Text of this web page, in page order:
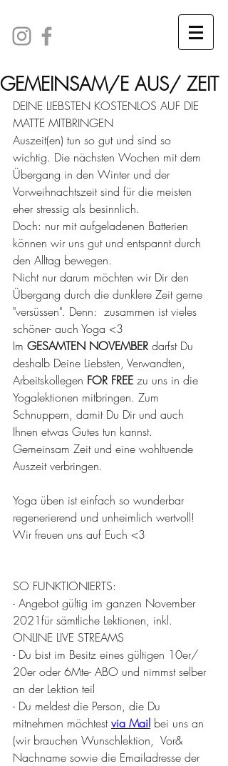
GEMEINSAM/E AUS/ ZEIT
DEINE LIEBSTEN KOSTENLOS AUF DIE
MATTE MITBRINGEN
Auszeit(en) tun so gut und sind so
wichtig. Die nächsten Wochen mit dem
Übergang in den Winter und der
Vorweihnachtszeit sind für die meisten
eher stressig als besinnlich.
Doch: nur mit aufgeladenen Batterien
können wir uns gut und entspannt durch
den Alltag bewegen.
Nicht nur darum möchten wir Dir den
Übergang durch die dunklere Zeit gerne
"versüssen". Denn:  zusammen ist vieles
schöner- auch Yoga <3
Im GESAMTEN NOVEMBER darfst Du
deshalb Deine Liebsten, Verwandten,
Arbeitskollegen FOR FREE zu uns in die
Yogalektionen mitbringen. Zum
Schnuppern, damit Du Dir und auch
Ihnen etwas Gutes tun kannst.
Gemeinsam Zeit und eine wohltuende
Auszeit verbringen.
Yoga üben ist einfach so wunderbar
regenerierend und unheimlich wertvoll!
Wir freuen uns auf Euch <3
SO FUNKTIONIERTS:
- Angebot gültig im ganzen November
2021für sämtliche Lektionen, inkl.
ONLINE LIVE STREAMS
- Du bist im Besitz eines gültigen 10er/
20er oder 6Mte- ABO und nimmst selber
an der Lektion teil
- Du meldest die Person, die Du
mitnehmen möchtest via Mail bei uns an
(wir brauchen Wunschlektion,  Vor&
Nachname sowie die Emailadresse der